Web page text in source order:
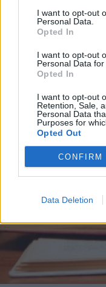
I want to opt-out
Personal Data.
Opted In
I want to opt-out
Personal Data for
Opted In
I want to opt-out
Retention, Sale,
Personal Data
Purposes for
Opted Out
CONFIRM
Data Deletion
SALUTE
Alla Breast
Milanese la
tumore alla
in Italia